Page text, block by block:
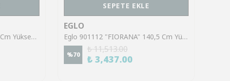
Eglo 39921 "SINSIGA" 150 Cm Yüksekliğinde Çelik Siyah Sarkıt Avize
SEPETE EKLE
EGLO
Eglo 901112 "FIORANA" 140,5 Cm Yüksekliğinde Çelik Köşe Lambası Lambader
%70
₺ 11,513.00
₺ 3,437.00